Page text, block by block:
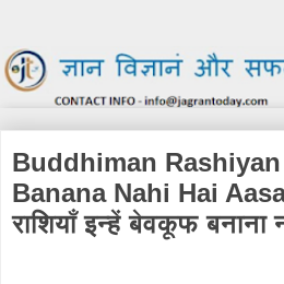
Buddhiman
Banana Nahi Hai
राशियाँ इन्हें बेवकूफ